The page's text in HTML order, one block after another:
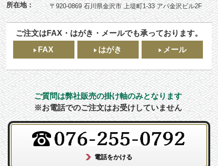
所在地：
〒920-0869 石川県金沢市 上堤町1-33 アパ金沢ビル2F
ご注文はFAX・はがき・メールでも承っております。
FAX
はがき メール
ご質問は弊社販売の掛け軸のみとなります
※お電話でのご注文はお受けしていません